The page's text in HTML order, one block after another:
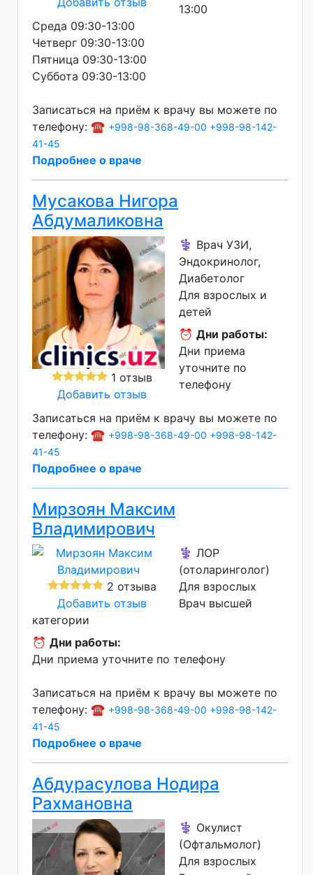
13:00
Среда 09:30-13:00
Четверг 09:30-13:00
Пятница 09:30-13:00
Суббота 09:30-13:00
Записаться на приём к врачу вы можете по
телефону: ☎️ +998-98-368-49-00 +998-98-142-
41-45
Подробнее о враче
Мусакова Нигора
Абдумаликовна
1 отзыв
Добавить отзыв
⚕️ Врач УЗИ,
Эндокринолог,
Диабетолог
Для взрослых и
детей
⏰ Дни работы:
Дни приема
уточните по
телефону
Записаться на приём к врачу вы можете по
телефону: ☎️ +998-98-368-49-00 +998-98-142-
41-45
Подробнее о враче
Мирзоян Максим
Владимирович
2 отзыва
Добавить отзыв
⚕️ ЛОР
(отоларинголог)
Для взрослых
Врач высшей
категории
⏰ Дни работы:
Дни приема уточните по телефону
Записаться на приём к врачу вы можете по
телефону: ☎️ +998-98-368-49-00 +998-98-142-
41-45
Подробнее о враче
Абдурасулова Нодира
Рахмановна
⚕️ Окулист
(Офтальмолог)
Для взрослых